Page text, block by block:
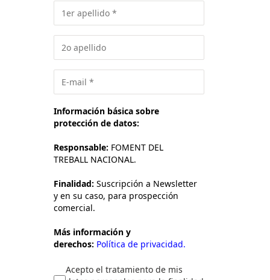
Información básica sobre
protección de datos:
Responsable: FOMENT DEL
TREBALL NACIONAL.
Finalidad: Suscripción a Newsletter
y en su caso, para prospección
comercial.
Más información y
derechos: Política de privacidad.
Acepto el tratamiento de mis